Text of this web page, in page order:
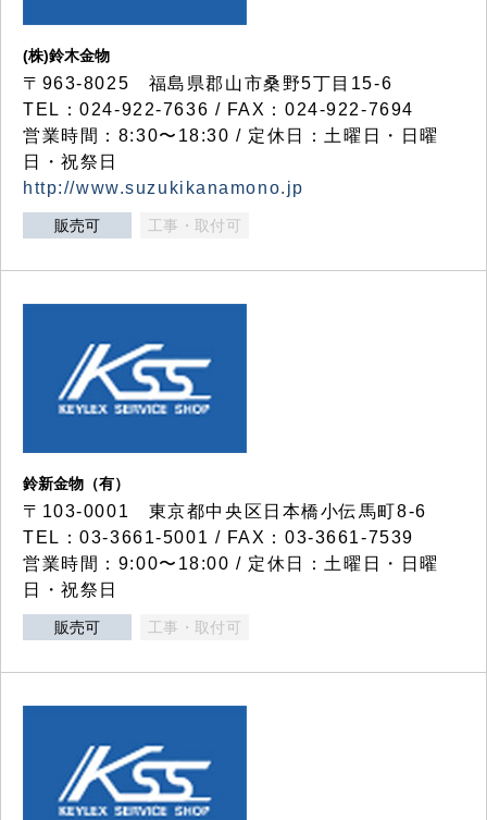
(株)鈴木金物
〒963-8025 福島県郡山市桑野5丁目15-6
TEL：024-922-7636 / FAX：024-922-7694
営業時間：8:30〜18:30 / 定休日：土曜日・日曜
日・祝祭日
http://www.suzukikanamono.jp
販売可 工事・取付可
鈴新金物（有）
〒103-0001 東京都中央区日本橋小伝馬町8-6
TEL：03-3661-5001 / FAX：03-3661-7539
営業時間：9:00〜18:00 / 定休日：土曜日・日曜
日・祝祭日
販売可 工事・取付可